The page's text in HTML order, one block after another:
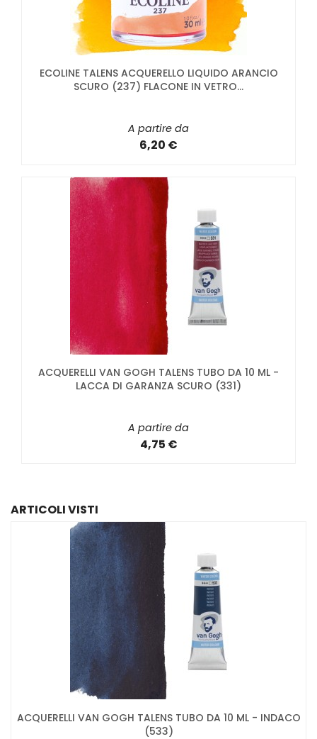
ECOLINE TALENS ACQUERELLO LIQUIDO ARANCIO
SCURO (237) FLACONE IN VETRO...
A partire da
6,20 €
ACQUERELLI VAN GOGH TALENS TUBO DA 10 ML -
LACCA DI GARANZA SCURO (331)
A partire da
4,75 €
ARTICOLI VISTI
ACQUERELLI VAN GOGH TALENS TUBO DA 10 ML - INDACO
(533)